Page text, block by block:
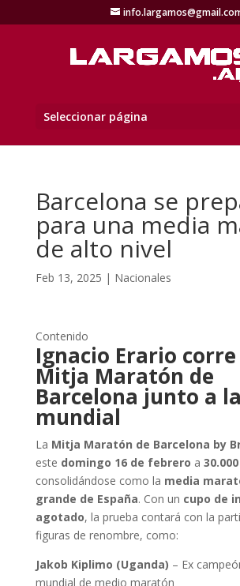
Seleccionar página
Barcelona se
para una media
de alto nivel
Feb 13, 2025 | Nacionales
Contenido
Ignacio Erario
Mitja Maratón de
Barcelona junto a
mundial
La Mitja Maratón de Barcelona by
este domingo 16 de febrero a
consolidándose como la media
grande de España. Con un cupo de
agotado, la prueba contará con la
figuras de renombre, como:
Jakob Kiplimo (Uganda) – Ex
mundial de medio maratón